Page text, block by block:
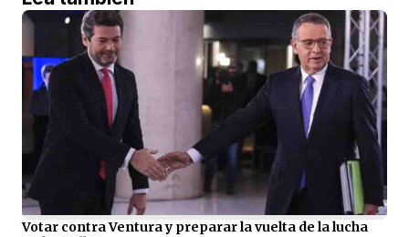
Votar contra Ventura y preparar la vuelta de la lucha